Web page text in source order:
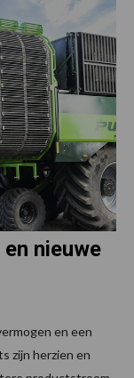
nieuwe
en een
zijn herzien en